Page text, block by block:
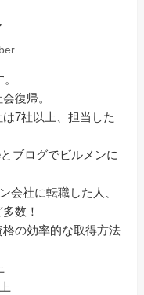
復帰。
7社以上、担当した
ブログでビルメンに
会社に転職した人、
数！
の効率的な取得方法